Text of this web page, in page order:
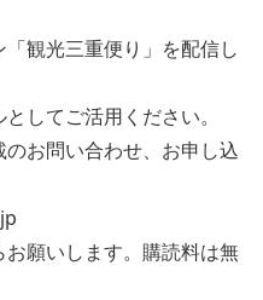
観光三重便り」を配信し
してご活用ください。
のお問い合わせ、お申し込
願いします。購読料は無